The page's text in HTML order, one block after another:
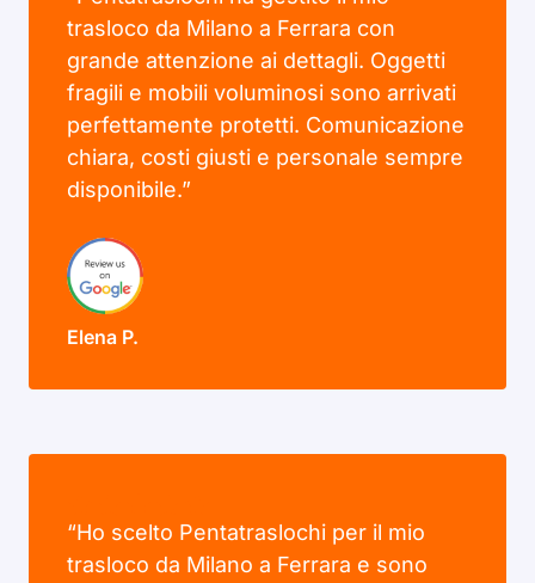
trasloco da Milano a Ferrara con
grande attenzione ai dettagli. Oggetti
fragili e mobili voluminosi sono arrivati
perfettamente protetti. Comunicazione
chiara, costi giusti e personale sempre
disponibile.”
Elena P.
“Ho scelto Pentatraslochi per il mio
trasloco da Milano a Ferrara e sono